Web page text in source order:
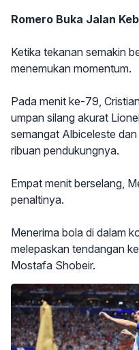
Romero Buka Jalan
Ketika tekanan semakin
menemukan momentum.
Pada menit ke-79,
umpan silang akurat
semangat Albiceleste
ribuan pendukungnya.
Empat menit berselang,
penaltinya.
Menerima bola di dalam
melepaskan tendangan
Mostafa Shobeir.